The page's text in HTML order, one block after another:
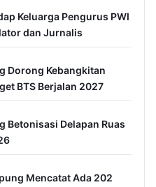
Keluarga Pengurus PWI
dan Jurnalis
Dorong Kebangkitan
BTS Berjalan 2027
Betonisasi Delapan Ruas
Mencatat Ada 202